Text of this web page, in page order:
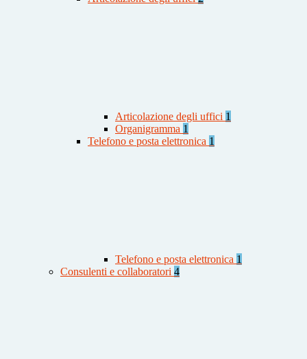
Articolazione degli uffici 1
Organigramma 1
Telefono e posta elettronica 1
Telefono e posta elettronica 1
Consulenti e collaboratori 4